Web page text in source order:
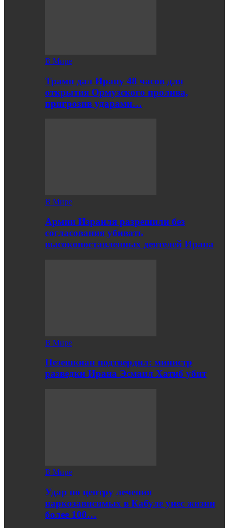
В Мире
Трамп дал Ирану 48 часов для
открытия Ормузского пролива,
пригрозив ударами…
В Мире
Армии Израиля разрешили без
согласования убивать
высокопоставленных деятелей Ирана
В Мире
Пезешкиан подтвердил: министр
разведки Ирана Эсмаил Хатиб убит
В Мире
Удар по центру лечения
наркозависимых в Кабуле унес жизни
более 100…